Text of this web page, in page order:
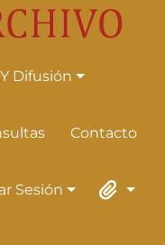
Difusión
Difusión
Contacto
Sesión
Sesión